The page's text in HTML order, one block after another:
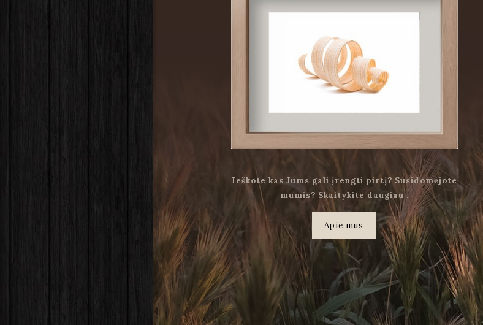
Ieškote kas Jums gali įrengti pirtį? Susidomėjote
mumis? Skaitykite daugiau .
.
Apie mus